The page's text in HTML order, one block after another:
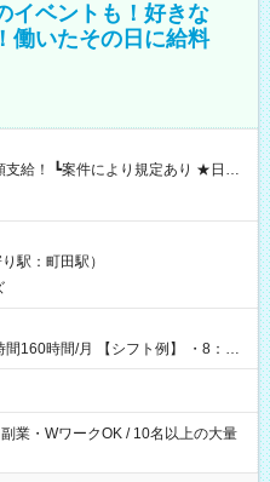
イベントも！好きな
働いたその日に給料
たその日に現金GET♪ お仕事後はコ
せます！ 【試用期間】試
駅：町田駅）
シフト例】 ・8：00
業・WワークOK / 10名以上の大量